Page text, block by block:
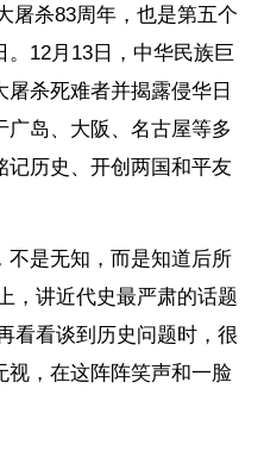
屠杀83周年，也是第五个
12月13日，中华民族巨
杀死难者并揭露侵华日
广岛、大阪、名古屋等多
记历史、开创两国和平友
不是无知，而是知道后所
，讲近代史最严肃的话题
看看谈到历史问题时，很
视，在这阵阵笑声和一脸